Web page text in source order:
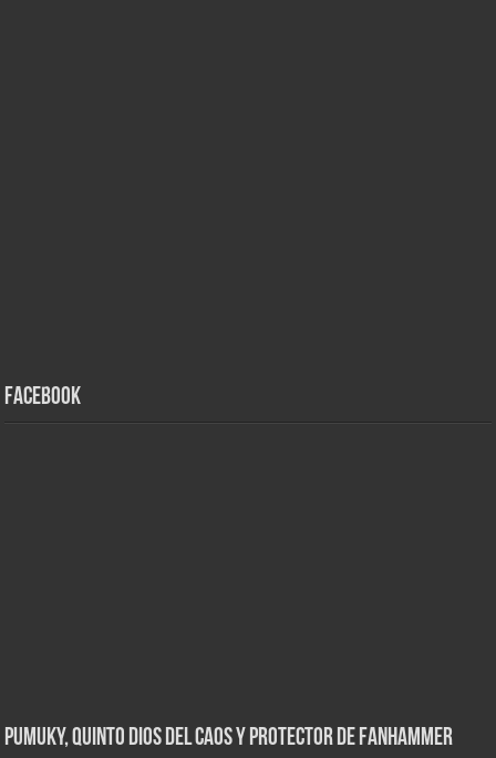
Facebook
Pumuky, Quinto Dios del Caos y Protector de FanHammer